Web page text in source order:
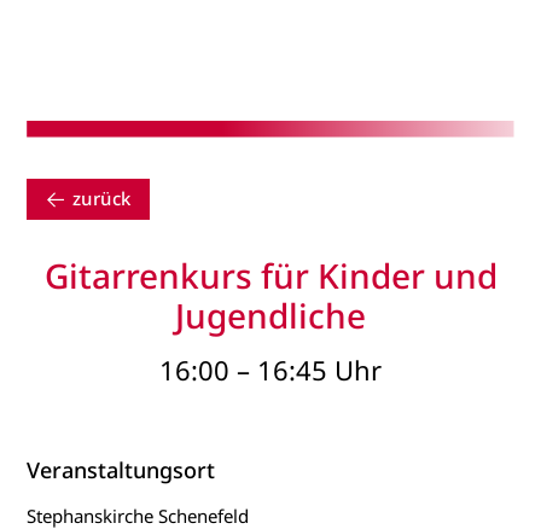
zurück
Gitarrenkurs für Kinder und
Jugendliche
16:00 – 16:45 Uhr
Veranstaltungsort
Stephanskirche Schenefeld